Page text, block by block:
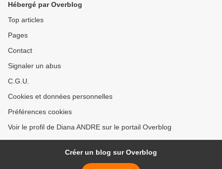
Hébergé par Overblog
Top articles
Pages
Contact
Signaler un abus
C.G.U.
Cookies et données personnelles
Préférences cookies
Voir le profil de Diana ANDRE sur le portail Overblog
Créer un blog sur Overblog